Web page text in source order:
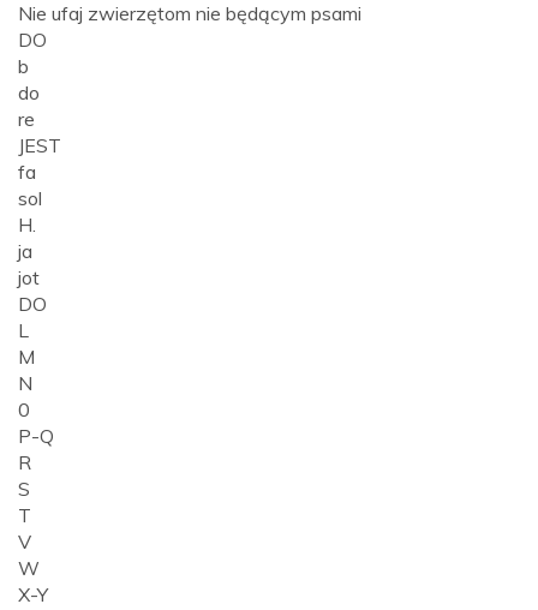
Nie ufaj zwierzętom nie będącym psami
DO
b
do
re
JEST
fa
sol
H.
ja
jot
DO
L
M
N
0
P-Q
R
S
T
V
W
X-Y